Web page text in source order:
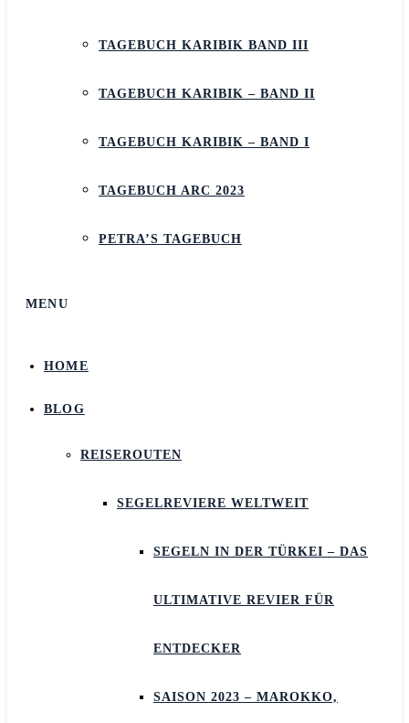
TAGEBUCH KARIBIK BAND III
TAGEBUCH KARIBIK – BAND II
TAGEBUCH KARIBIK – BAND I
TAGEBUCH ARC 2023
PETRA’S TAGEBUCH
MENU
HOME
BLOG
REISEROUTEN
SEGELREVIERE WELTWEIT
SEGELN IN DER TÜRKEI – DAS
ULTIMATIVE REVIER FÜR
ENTDECKER
SAISON 2023 – MAROKKO,